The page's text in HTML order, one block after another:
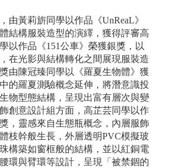
由黃莉旂同學以作品《UnReaL》
結構服裝造型的演繹，獲得評審高
以作品《151公車》榮獲銀獎，以
在光影與結構轉化之間展現服裝造
由陳冠臻同學以《羅夏生物體》獲
的羅夏測驗概念延伸，將潛意識投
物型態結構，呈現出富有層次與變
創意設計組方面，高芷芸同學以作
，靈感來自生態瓶概念，內層服飾
枝幹般生長，外層透明PVC模擬玻
構築如窗框般的結構，並以紅銅電
環與臂環等設計，呈現「被禁錮的